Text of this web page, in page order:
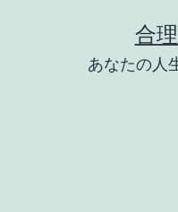
合
あなたの人